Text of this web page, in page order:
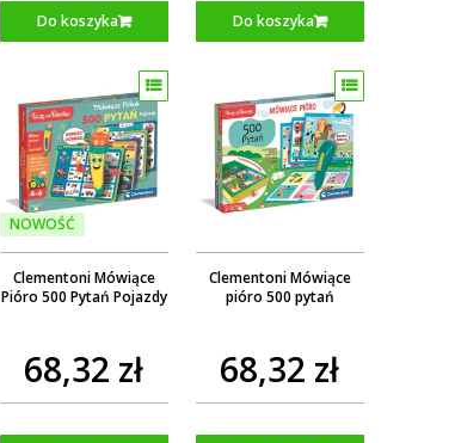
Do koszyka Do koszyka
NOWOŚĆ
Clementoni Mówiące
Pióro 500 Pytań Pojazdy
68,32 zł
Clementoni Mówiące
pióro 500 pytań
68,32 zł